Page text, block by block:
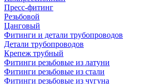
Пресс-фитинг
Резьбовой
Цанговый
Фитинги и детали трубопроводов
Детали трубопроводов
Крепеж трубный
Фитинги резьбовые из латуни
Фитинги резьбовые из стали
Фитинги резьбовые из чугуна